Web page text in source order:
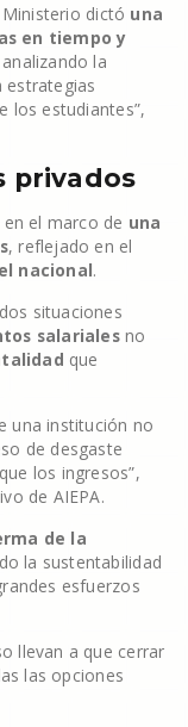
dictó una
en tiempo y
la
estrategias
los estudiantes”,
privados
el marco de una
, reflejado en el
nacional.
situaciones
salarialesno
que
una institución no
de desgaste
los ingresos”,
de AIEPA.
de la
la sustentabilidad
esfuerzos
llevan a que cerrar
las opciones